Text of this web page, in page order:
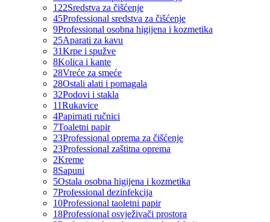
122Sredstva za čišćenje
45Professional sredstva za čišćenje
9Professional osobna higijena i kozmetika
25Aparati za kavu
31Krpe i spužve
8Kolica i kante
28Vreće za smeće
28Ostali alati i pomagala
32Podovi i stakla
11Rukavice
4Papirnati ručnici
7Toaletni papir
23Professional oprema za čišćenje
23Professional zaštitna oprema
2Kreme
8Sapuni
5Ostala osobna higijena i kozmetika
7Professional dezinfekcija
10Professional taoletni papir
18Professional osvježivači prostora